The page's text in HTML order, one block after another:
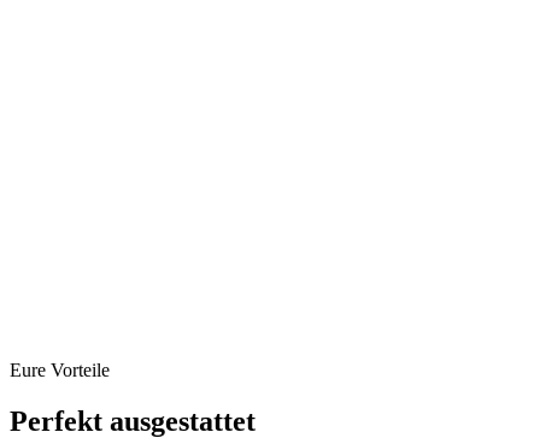
Eure Vorteile
Perfekt ausgestattet